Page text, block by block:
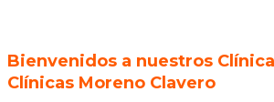
Bienvenidos a nuestros
Clínicas Moreno Clavero